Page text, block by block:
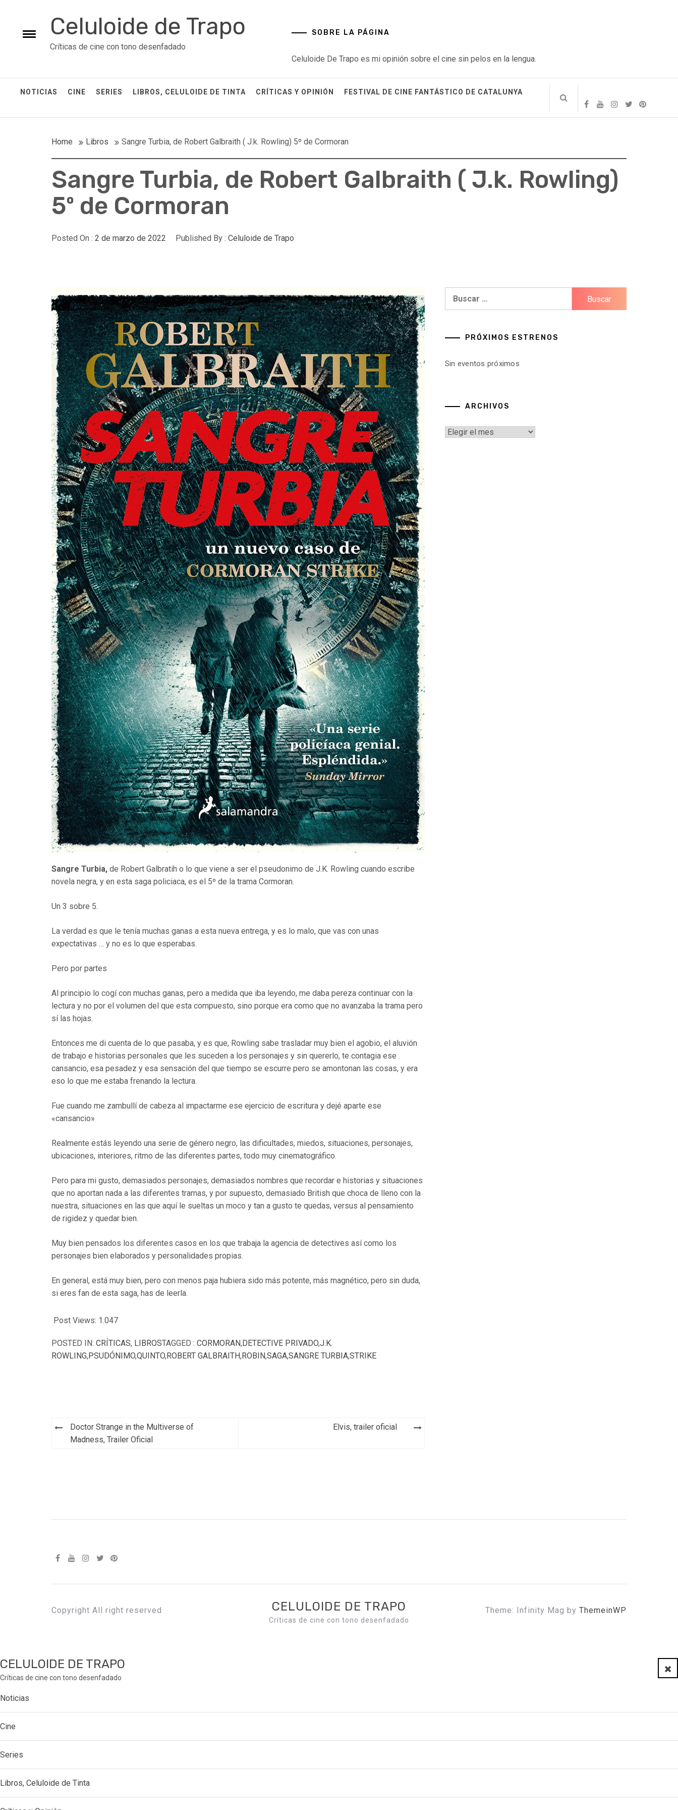
content
Toggle
Celuloide de Trapo
Críticas de cine con tono desenfadado
SOBRE LA PÁGINA
Celuloide De Trapo es mi opinión sobre el cine sin pelos en la lengua.
NOTICIAS CINE SERIES LIBROS, CELULOIDE DE TINTA CRÍTICAS Y OPINIÓN FESTIVAL DE CINE FANTÁSTICO DE CATALUNYA
Home Libros Sangre Turbia, de Robert Galbraith ( J.k. Rowling) 5º de Cormoran
Sangre Turbia, de Robert Galbraith ( J.k. Rowling)
5º de Cormoran
Posted On : 2 de marzo de 2022 Published By : Celuloide de Trapo
Sangre Turbia, de Robert Galbratih o lo que viene a ser el pseudonimo de J.K. Rowling cuando escribe
novela negra, y en esta saga policiaca, es el 5º de la trama Cormoran.
Un 3 sobre 5.
La verdad es que le tenía muchas ganas a esta nueva entrega, y es lo malo, que vas con unas
expectativas … y no es lo que esperabas.
Pero por partes
Al principio lo cogí con muchas ganas, pero a medida que iba leyendo, me daba pereza continuar con la
lectura y no por el volumen del que esta compuesto, sino porque era como que no avanzaba la trama pero
sí las hojas.
Entonces me di cuenta de lo que pasaba, y es que, Rowling sabe trasladar muy bien el agobio, el aluvión
de trabajo e historias personales que les suceden a los personajes y sin quererlo, te contagia ese
cansancio, esa pesadez y esa sensación del que tiempo se escurre pero se amontonan las cosas, y era
eso lo que me estaba frenando la lectura.
Fue cuando me zambullí de cabeza al impactarme ese ejercicio de escritura y dejé aparte ese
«cansancio»
Realmente estás leyendo una serie de género negro, las dificultades, miedos, situaciones, personajes,
ubicaciones, interiores, ritmo de las diferentes partes, todo muy cinematográfico.
Pero para mi gusto, demasiados personajes, demasiados nombres que recordar e historias y situaciones
que no aportan nada a las diferentes tramas, y por supuesto, demasiado British que choca de lleno con la
nuestra, situaciones en las que aquí le sueltas un moco y tan a gusto te quedas, versus al pensamiento
de rigidez y quedar bien.
Muy bien pensados los diferentes casos en los que trabaja la agencia de detectives así como los
personajes bien elaborados y personalidades propias.
En general, está muy bien, pero con menos paja hubiera sido más potente, más magnético, pero sin duda,
si eres fan de esta saga, has de leerla.
Post Views: 1.047
POSTED IN: CRÍTICAS, LIBROSTAGGED : CORMORAN,DETECTIVE PRIVADO,J.K.
ROWLING,PSUDÓNIMO,QUINTO,ROBERT GALBRAITH,ROBIN,SAGA,SANGRE TURBIA,STRIKE
Navegación
Doctor Strange in the Multiverse of
Madness, Trailer Oficial
Elvis, trailer oficial
PRÓXIMOS ESTRENOS
Sin eventos próximos
ARCHIVOS
Archivos
Copyright All right reserved CELULOIDE DE TRAPO
Críticas de cine con tono desenfadado
Theme: Infinity Mag by ThemeinWP
CELULOIDE DE TRAPO
Críticas de cine con tono desenfadado
Noticias
Cine
Series
Libros, Celuloide de Tinta